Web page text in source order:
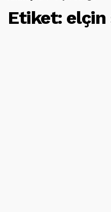
Etiket: elçin